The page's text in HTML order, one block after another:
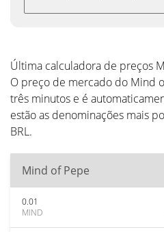
Última calculadora de preços
O preço de mercado do Mind
três minutos e é
estão as denominações mais
BRL.
Mind of Pepe
0.01
MIND